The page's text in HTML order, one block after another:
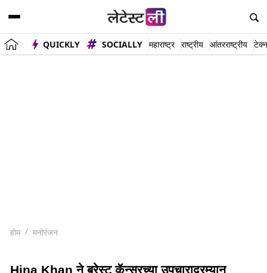
QUICKLY SOCIALLY महाराष्ट्र राष्ट्रीय आंतरराष्ट्रीय
होम मनोरंजन
Hina Khan ने ब्रेस्ट कॅन्सरच्या उपचारादरम्यान